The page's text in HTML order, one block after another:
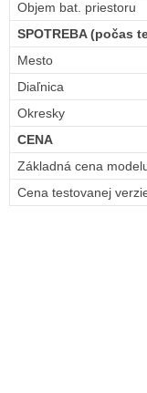
Objem bat. priestoru
SPOTREBA (počas
Mesto
Diaľnica
Okresky
CENA
Základná cena
Cena testovanej